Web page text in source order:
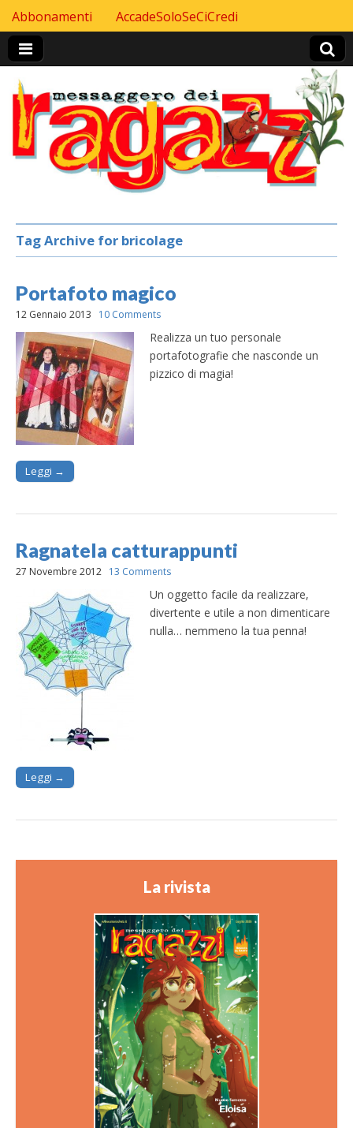
Header Top menu
Skip to content
Abbonamenti AccadeSoloSeCiCredi
Tag Archive for bricolage
Portafoto magico
12 Gennaio 2013 10 Comments
Realizza un tuo personale
portafotografie che nasconde un
pizzico di magia!
Leggi →
Ragnatela catturappunti
27 Novembre 2012 13 Comments
Un oggetto facile da realizzare,
divertente e utile a non dimenticare
nulla… nemmeno la tua penna!
Leggi →
La rivista